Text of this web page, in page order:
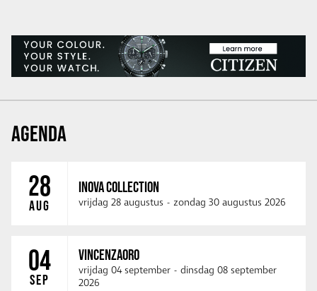
AGENDA
28
AUG
INOVA COLLECTION
vrijdag 28 augustus - zondag 30 augustus 2026
04
SEP
VINCENZAORO
vrijdag 04 september - dinsdag 08 september
2026